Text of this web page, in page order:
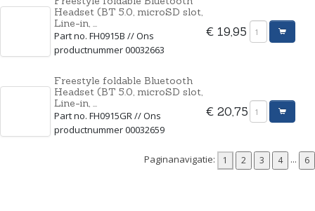
Headset (BT 5.0, microSD slot,
Line-in, ...
Part no. FH0915B // Ons
productnummer 00032663
€ 19,95
Freestyle foldable Bluetooth
Headset (BT 5.0, microSD slot,
Line-in, ...
Part no. FH0915GR // Ons
productnummer 00032659
€ 20,75
Paginanavigatie: ...